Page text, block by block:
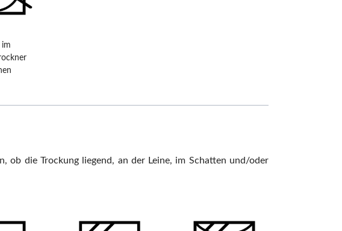
im
ob die Trockung liegend, an der Leine, im Schatten und/oder